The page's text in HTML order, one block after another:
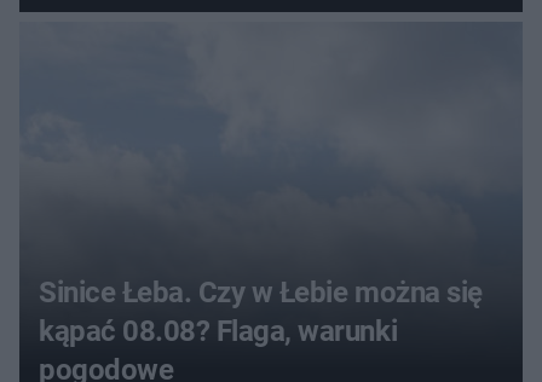
Sinice Łeba. Czy w Łebie można się
kąpać 08.08? Flaga, warunki
pogodowe